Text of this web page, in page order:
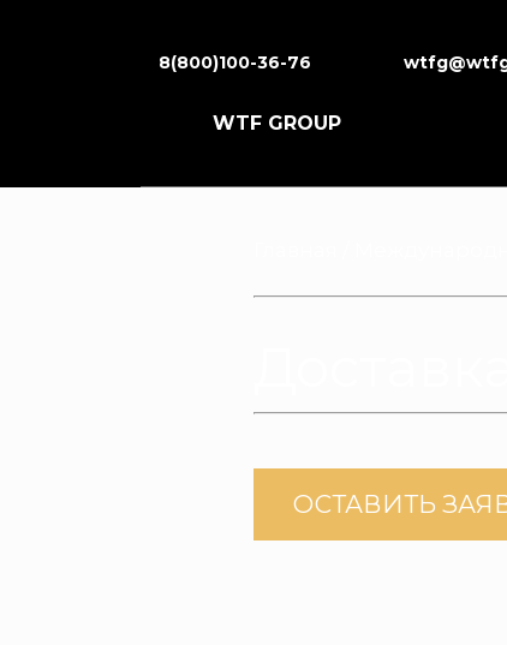
8(800)100-36-76
WTF GROUP
ОСТАВИТЬ